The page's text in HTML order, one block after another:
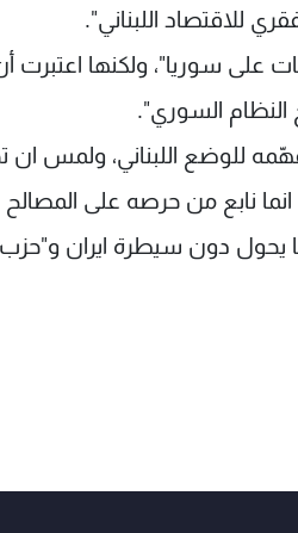
للاقتصاد اللبناني".
على سوريا"، ولكنها
السوري".
للوضع اللبناني، ولمس
نابع من حرصه على المصالح
دون سيطرة ايران و"حزب